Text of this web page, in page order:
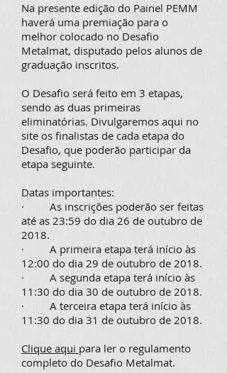
Na presente edição do Painel PEMM
haverá uma premiação para o
melhor colocado no Desafio
Metalmat, disputado pelos alunos de
graduação inscritos.
O Desafio será feito em 3 etapas,
sendo as duas primeiras
eliminatórias. Divulgaremos aqui no
site os finalistas de cada etapa do
Desafio, que poderão participar da
etapa seguinte.
Datas importantes:
· As inscrições poderão ser feitas
até as 23:59 do dia 26 de outubro de
2018.
· A primeira etapa terá início às
12:00 do dia 29 de outubro de 2018.
· A segunda etapa terá início às
11:30 do dia 30 de outubro de 2018.
· A terceira etapa terá início às
11:30 do dia 31 de outubro de 2018.
Clique aqui para ler o regulamento
completo do Desafio Metalmat.